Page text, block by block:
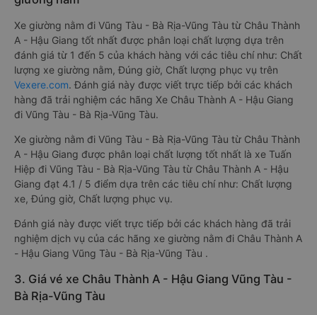
Xe giường nằm đi Vũng Tàu - Bà Rịa-Vũng Tàu từ Châu Thành
A - Hậu Giang tốt nhất được phân loại chất lượng dựa trên
đánh giá từ 1 đến 5 của khách hàng với các tiêu chí như: Chất
lượng xe giường nằm, Đúng giờ, Chất lượng phục vụ trên
Vexere.com. Đánh giá này được viết trực tiếp bởi các khách
hàng đã trải nghiệm các hãng Xe Châu Thành A - Hậu Giang
đi Vũng Tàu - Bà Rịa-Vũng Tàu.
Xe giường nằm đi Vũng Tàu - Bà Rịa-Vũng Tàu từ Châu Thành
A - Hậu Giang được phân loại chất lượng tốt nhất là xe Tuấn
Hiệp đi Vũng Tàu - Bà Rịa-Vũng Tàu từ Châu Thành A - Hậu
Giang đạt 4.1 / 5 điểm dựa trên các tiêu chí như: Chất lượng
xe, Đúng giờ, Chất lượng phục vụ.
Đánh giá này được viết trực tiếp bởi các khách hàng đã trải
nghiệm dịch vụ của các hãng xe giường nằm đi Châu Thành A
- Hậu Giang Vũng Tàu - Bà Rịa-Vũng Tàu .
3. Giá vé xe Châu Thành A - Hậu Giang Vũng Tàu -
Bà Rịa-Vũng Tàu